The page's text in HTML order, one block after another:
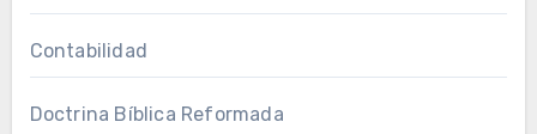
Contabilidad
Doctrina Bíblica Reformada